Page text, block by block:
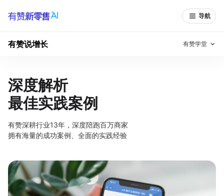
导航
有赞学堂
有赞说增长
有赞说增长
私域日历
有赞说案例拆解 有赞专家说
面对面聊增长
有赞春季发布会 实干家直播间
深度解析
最佳实践案例
有赞深耕行业13年，深度陪跑百万商家
拥有海量的成功案例、全面的实践经验